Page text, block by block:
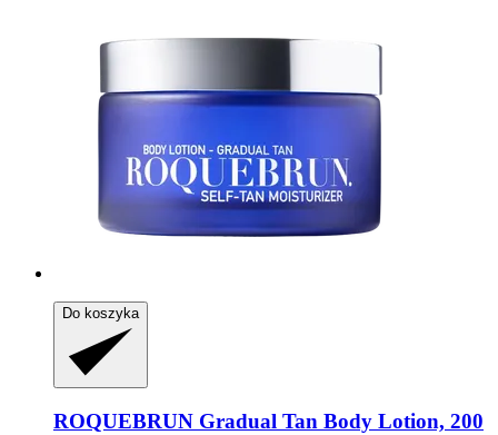
Do koszyka
ROQUEBRUN Gradual Tan Body Lotion, 200